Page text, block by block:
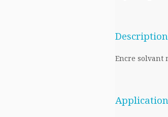
Encre solvant